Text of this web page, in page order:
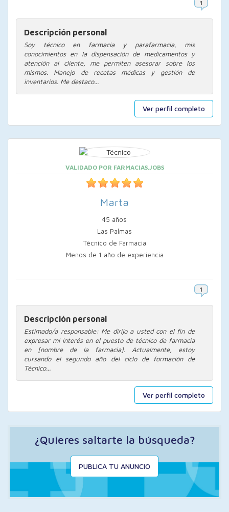
Ver perfil completo
Descripción personal
Soy técnico en farmacia y parafarmacia, mis
conocimientos en la dispensación de medicamentos y
atención al cliente, me permiten asesorar sobre los
mismos. Manejo de recetas médicas y gestión de
inventarios. Me destaco...
Ver perfil completo
VALIDADO POR FARMACIAS.JOBS
Marta
45 años
Las Palmas
Técnico de Farmacia
Menos de 1 año de experiencia
Descripción personal
Estimado/a responsable: Me dirijo a usted con el fin de
expresar mi interés en el puesto de técnico de farmacia
en [nombre de la farmacia]. Actualmente, estoy
cursando el segundo año del ciclo de formación de
Técnico...
¿Quieres saltarte la búsqueda?
PUBLICA TU ANUNCIO